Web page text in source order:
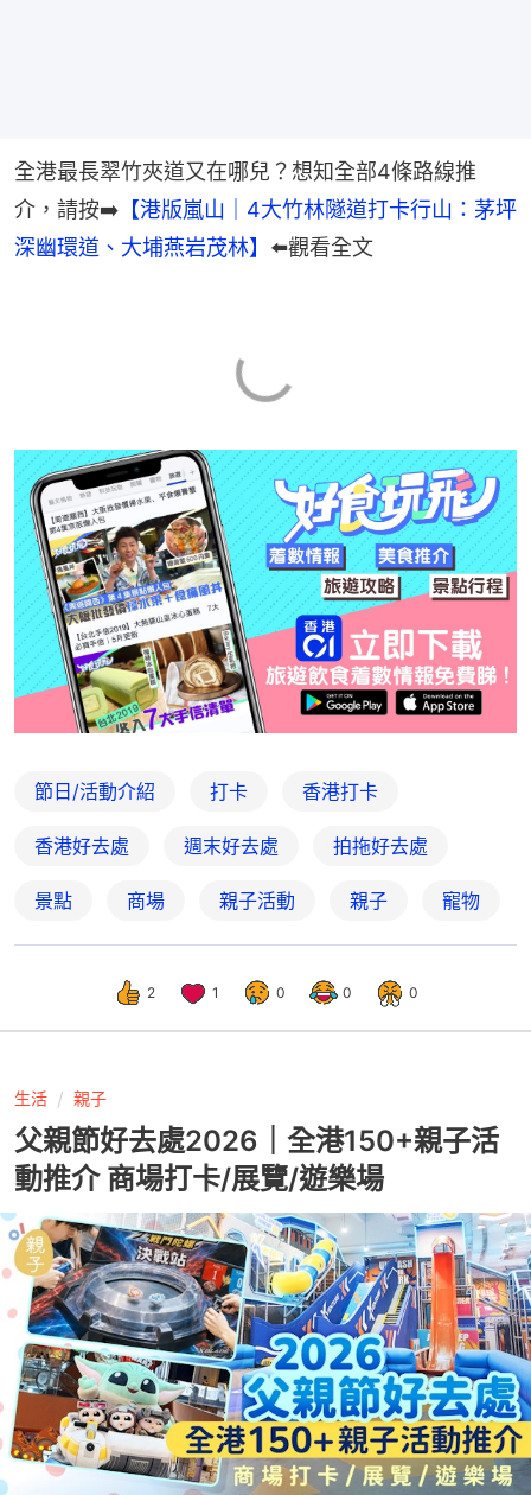
全港最長翠竹夾道又在哪兒？想知全部4條路線推
介，請按➡️ 【港版嵐山｜4大竹林隧道打卡行山：茅坪
深幽環道、大埔燕岩茂林】 ⬅️觀看全文
節日/活動介紹 打卡 香港打卡
香港好去處 週末好去處 拍拖好去處
景點 商場 親子活動 親子 寵物
2 1 0 0 0
生活 親子
父親節好去處2026｜全港150+親子活
動推介 商場打卡/展覽/遊樂場